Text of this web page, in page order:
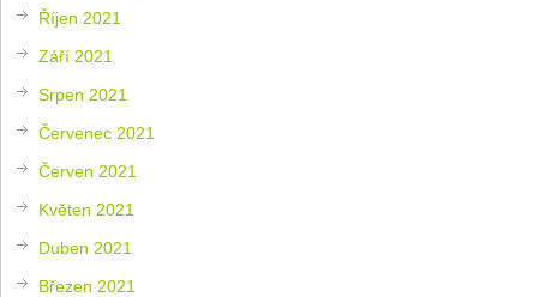
Říjen 2021
Září 2021
Srpen 2021
Červenec 2021
Červen 2021
Květen 2021
Duben 2021
Březen 2021